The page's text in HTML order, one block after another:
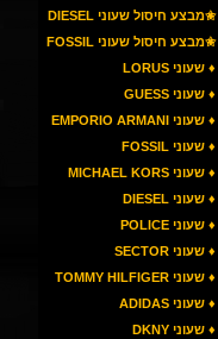
ARMANI
✬מבצע חיסול שעוני DIESEL
✬מבצע חיסול שעוני FOSSIL
♦ שעוני LORUS
♦ שעוני GUESS
♦ שעוני EMPORIO ARMANI
♦ שעוני FOSSIL
♦ שעוני MICHAEL KORS
♦ שעוני DIESEL
♦ שעוני POLICE
♦ שעוני SECTOR
♦ שעוני TOMMY HILFIGER
♦ שעוני ADIDAS
♦ שעוני DKNY